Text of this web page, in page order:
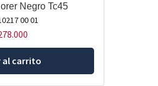
Negro Tc45
00 01
al carrito